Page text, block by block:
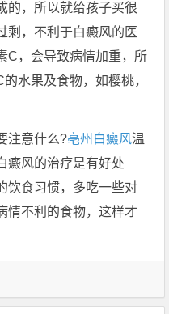
的，所以就给孩子买很
剩，不利于白癜风的医
C，会导致病情加重，所
水果及食物，如樱桃，
意什么?亳州白癜风温
癜风的治疗是有好处
饮食习惯，多吃一些对
情不利的食物，这样才